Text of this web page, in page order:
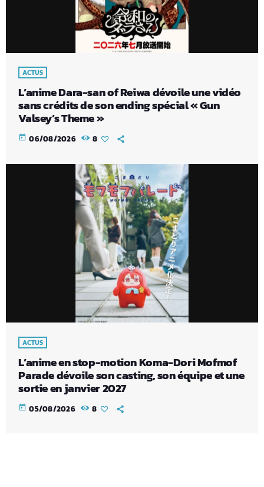
ACTUS
L’anime Dara-san of Reiwa dévoile une vidéo
sans crédits de son ending spécial « Gun
Valsey’s Theme »
today 06/08/2026 8
ACTUS
L’anime en stop-motion Koma-Dori Mofmof
Parade dévoile son casting, son équipe et une
sortie en janvier 2027
today 05/08/2026 8